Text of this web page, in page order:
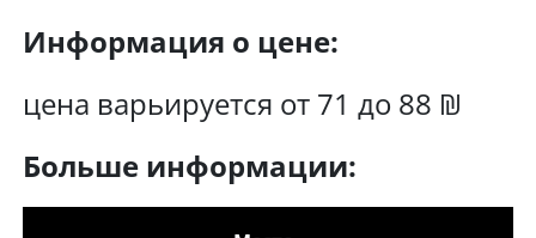
Информация о цене:
цена варьируется от 71 до 88 ₪
Больше информации: